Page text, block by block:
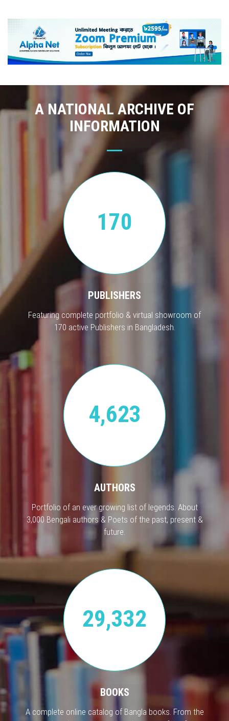
A NATIONAL ARCHIVE OF
INFORMATION
170
PUBLISHERS
Featuring complete portfolio & virtual showroom of
170 active Publishers in Bangladesh.
4,623
AUTHORS
Portfolio of an ever growing list of legends. About
3,000 Bengali authors & Poets of the past, present &
future.
29,332
BOOKS
A complete online catalog of Bangla books. From the